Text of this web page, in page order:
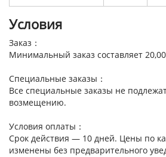
Условия
Заказ：
Минимальный заказ составляет
Специальные заказы：
Все специальные заказы не
возмещению.
Условия оплаты：
Срок действия — 10 дней. Цены по
изменены без предварительного